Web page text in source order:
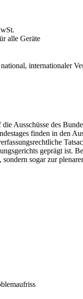
alle Geräte
internationaler
Ausschüsse des
finden in den
geprägt ist.
sogar zur